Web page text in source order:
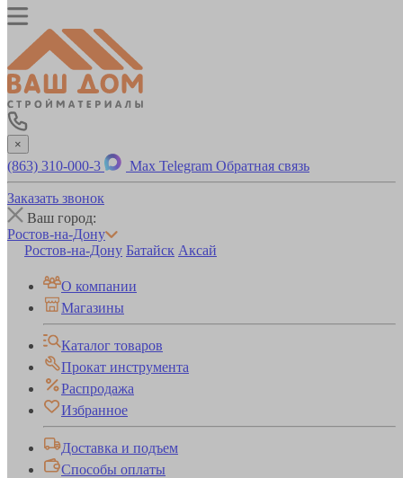
×
(863) 310-000-3 Max Telegram Обратная связь
Заказать звонок
Ваш город:
Ростов-на-Дону
Ростов-на-Дону Батайск Аксай
О компании
Магазины
Каталог товаров
Прокат инструмента
Распродажа
Избранное
Доставка и подъем
Способы оплаты